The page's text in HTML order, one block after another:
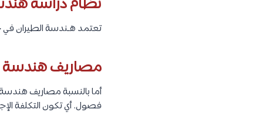
نظام دراسة
تعتمد هـندسة الطيران في
مصاريف هندسة